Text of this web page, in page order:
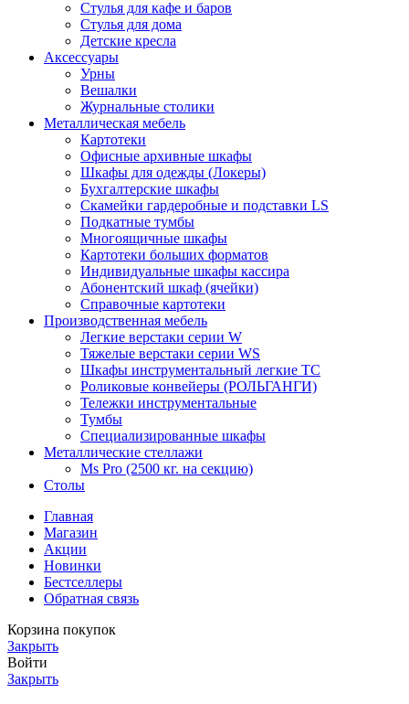
Стулья для кафе и баров
Стулья для дома
Детские кресла
Аксессуары
Урны
Вешалки
Журнальные столики
Металлическая мебель
Картотеки
Офисные архивные шкафы
Шкафы для одежды (Локеры)
Бухгалтерские шкафы
Скамейки гардеробные и подставки LS
Подкатные тумбы
Многоящичные шкафы
Картотеки больших форматов
Индивидуальные шкафы кассира
Абонентский шкаф (ячейки)
Справочные картотеки
Производственная мебель
Легкие верстаки серии W
Тяжелые верстаки серии WS
Шкафы инструментальный легкие ТС
Роликовые конвейеры (РОЛЬГАНГИ)
Тележки инструментальные
Тумбы
Специализированные шкафы
Металлические стеллажи
Ms Pro (2500 кг. на секцию)
Столы
Главная
Магазин
Акции
Новинки
Бестселлеры
Обратная связь
Корзина покупок
Закрыть
Войти
Закрыть